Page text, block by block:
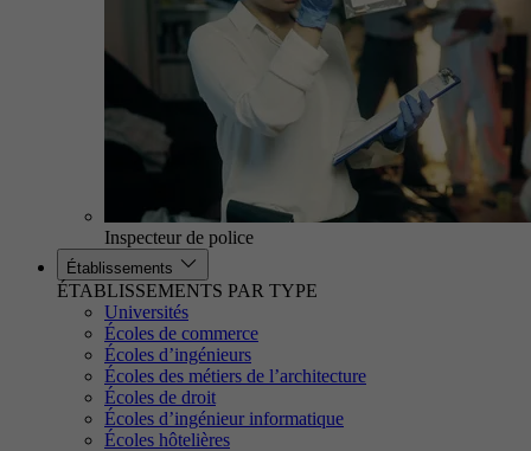
Inspecteur de police
Établissements
ÉTABLISSEMENTS PAR TYPE
Universités
Écoles de commerce
Écoles d’ingénieurs
Écoles des métiers de l’architecture
Écoles de droit
Écoles d’ingénieur informatique
Écoles hôtelières